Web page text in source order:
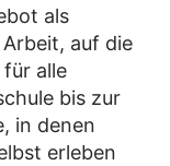
als
auf die
alle
bis zur
in denen
erleben